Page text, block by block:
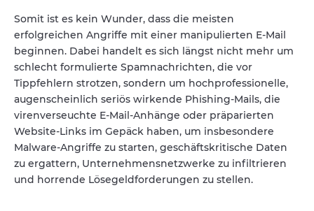
Somit ist es kein Wunder, dass die meisten
erfolgreichen Angriffe mit einer manipulierten E-Mail
beginnen. Dabei handelt es sich längst nicht mehr um
schlecht formulierte Spamnachrichten, die vor
Tippfehlern strotzen, sondern um hochprofessionelle,
augenscheinlich seriös wirkende Phishing-Mails, die
virenverseuchte E-Mail-Anhänge oder präparierten
Website-Links im Gepäck haben, um insbesondere
Malware-Angriffe zu starten, geschäftskritische Daten
zu ergattern, Unternehmensnetzwerke zu infiltrieren
und horrende Lösegeldforderungen zu stellen.